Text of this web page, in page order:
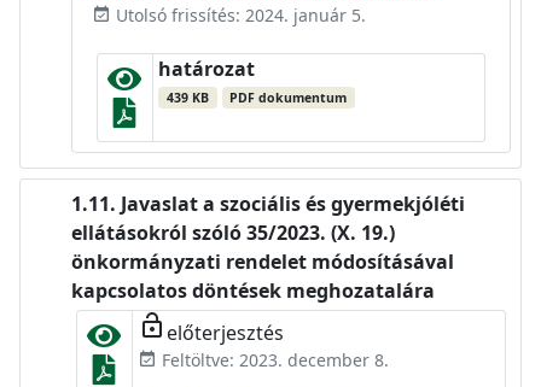
event_available Utolsó frissítés: 2024. január 5.
határozat
439 KB PDF dokumentum
Javaslat a szociális és gyermekjóléti
ellátásokról szóló 35/2023. (X. 19.)
önkormányzati rendelet módosításával
kapcsolatos döntések meghozatalára
lock_open előterjesztés
event_available Feltöltve: 2023. december 8.